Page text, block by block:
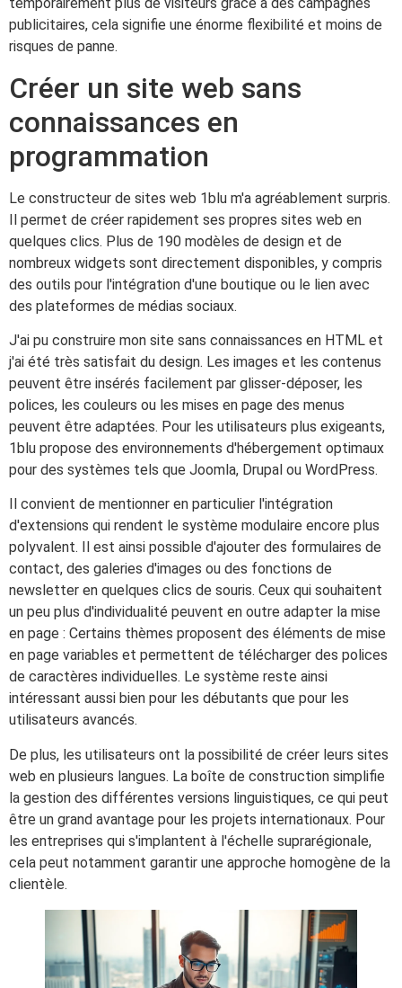
publicitaires, cela signifie une énorme flexibilité et moins de
risques de panne.
Créer un site web sans
connaissances en
programmation
Le constructeur de sites web 1blu m'a agréablement surpris.
Il permet de créer rapidement ses propres sites web en
quelques clics. Plus de 190 modèles de design et de
nombreux widgets sont directement disponibles, y compris
des outils pour l'intégration d'une boutique ou le lien avec
des plateformes de médias sociaux.
J'ai pu construire mon site sans connaissances en HTML et
j'ai été très satisfait du design. Les images et les contenus
peuvent être insérés facilement par glisser-déposer, les
polices, les couleurs ou les mises en page des menus
peuvent être adaptées. Pour les utilisateurs plus exigeants,
1blu propose des environnements d'hébergement optimaux
pour des systèmes tels que Joomla, Drupal ou WordPress.
Il convient de mentionner en particulier l'intégration
d'extensions qui rendent le système modulaire encore plus
polyvalent. Il est ainsi possible d'ajouter des formulaires de
contact, des galeries d'images ou des fonctions de
newsletter en quelques clics de souris. Ceux qui souhaitent
un peu plus d'individualité peuvent en outre adapter la mise
en page : Certains thèmes proposent des éléments de mise
en page variables et permettent de télécharger des polices
de caractères individuelles. Le système reste ainsi
intéressant aussi bien pour les débutants que pour les
utilisateurs avancés.
De plus, les utilisateurs ont la possibilité de créer leurs sites
web en plusieurs langues. La boîte de construction simplifie
la gestion des différentes versions linguistiques, ce qui peut
être un grand avantage pour les projets internationaux. Pour
les entreprises qui s'implantent à l'échelle suprarégionale,
cela peut notamment garantir une approche homogène de la
clientèle.